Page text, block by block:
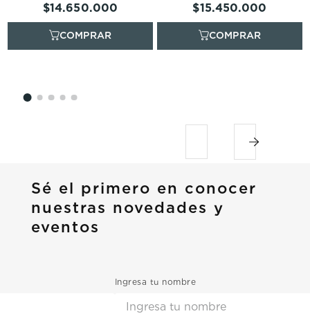
$14.650.000 $15.450.000
Sé el primero en conocer
nuestras novedades y
eventos
Ingresa tu nombre